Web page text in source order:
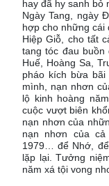
hay đã hy sanh bỏ
Ngày Tang, ngày
hợp cho những cái
Hiệp Giỗ, cho tất
tang tóc đau buồn
Huế, Hoàng Sa,
pháo kích bừa
mình, nạn nhơn
lộ kinh hoàng
cuộc vượt biên
nạn nhơn của
nạn nhơn của cả
1979… để Nhớ,
lặp lại. Tưởng
năm xá tội vong